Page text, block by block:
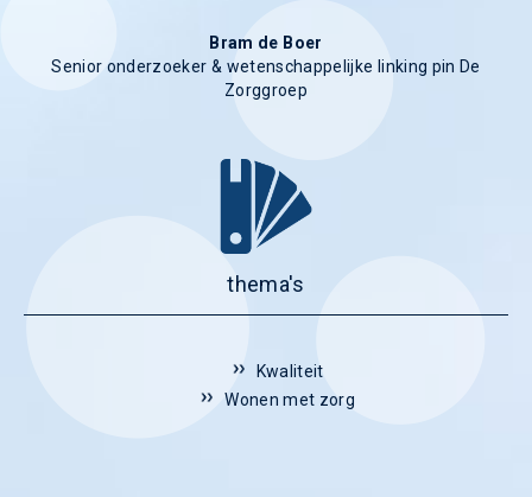
Bram de Boer
Senior onderzoeker & wetenschappelijke linking pin De
Zorggroep
thema's
Kwaliteit
Wonen met zorg